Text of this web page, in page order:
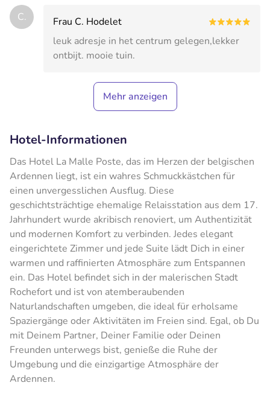
C.
Frau C. Hodelet
leuk adresje in het centrum gelegen,lekker
ontbijt. mooie tuin.
Mehr anzeigen
Hotel-Informationen
Das Hotel La Malle Poste, das im Herzen der belgischen
Ardennen liegt, ist ein wahres Schmuckkästchen für
einen unvergesslichen Ausflug. Diese
geschichtsträchtige ehemalige Relaisstation aus dem 17.
Jahrhundert wurde akribisch renoviert, um Authentizität
und modernen Komfort zu verbinden. Jedes elegant
eingerichtete Zimmer und jede Suite lädt Dich in einer
warmen und raffinierten Atmosphäre zum Entspannen
ein. Das Hotel befindet sich in der malerischen Stadt
Rochefort und ist von atemberaubenden
Naturlandschaften umgeben, die ideal für erholsame
Spaziergänge oder Aktivitäten im Freien sind. Egal, ob Du
mit Deinem Partner, Deiner Familie oder Deinen
Freunden unterwegs bist, genieße die Ruhe der
Umgebung und die einzigartige Atmosphäre der
Ardennen.